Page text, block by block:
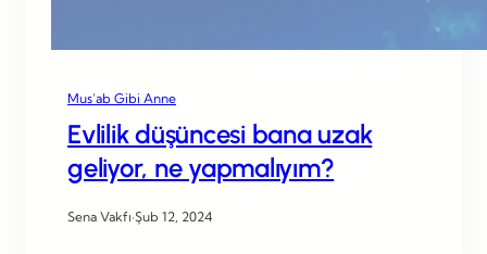
Mus’ab Gibi Anne
Evlilik düşüncesi bana uzak
geliyor, ne yapmalıyım?
Sena Vakfı·Şub 12, 2024